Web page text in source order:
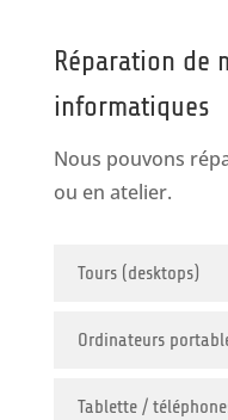
Réparation de
informatiques
Nous pouvons
ou en atelier.
Tours (desktops)
Ordinateurs
Tablette /